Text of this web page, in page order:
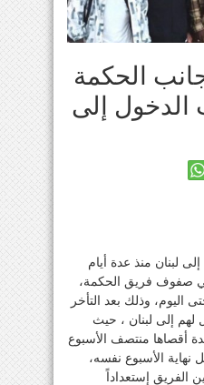
الحكمة
الدخول إلى
لبنان منذ عدة أيام
في صفوف فريق الحكمة،
اليوم، وذلك بعد التأخر
إلى لبنان ، حيث
أقصاها منتصف الأسبوع
نهاية الأسبوع نفسه،
الفريق إستعداداً